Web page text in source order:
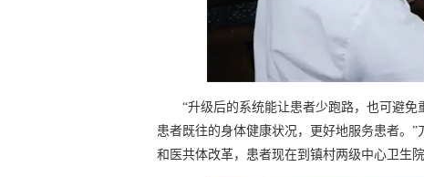
“升级后的系统能让患者少跑路，也可避
患者既往的身体健康状况，更好地服务患者。
和医共体改革，患者现在到镇村两级中心卫生